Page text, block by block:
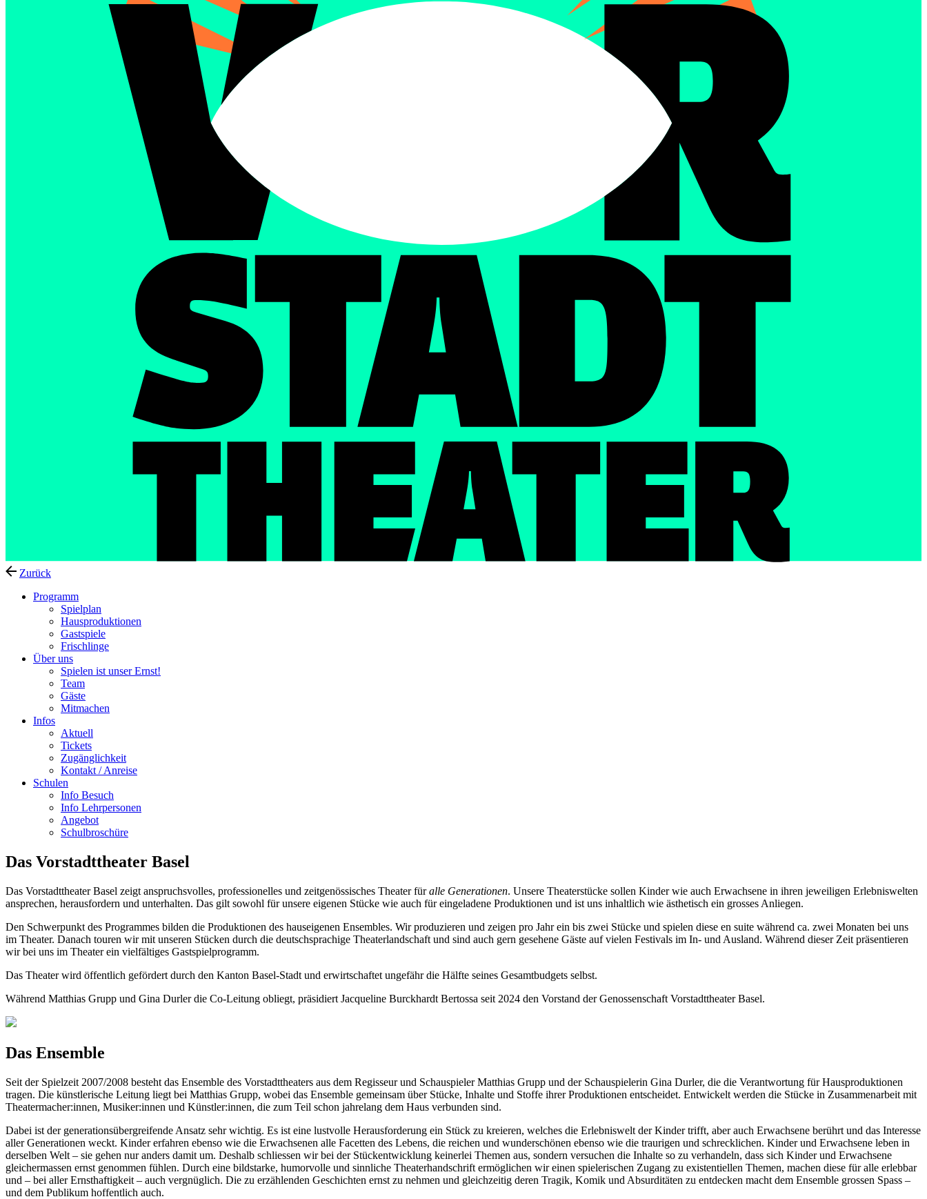
Zurück
Programm
Spielplan
Hausproduktionen
Gastspiele
Frischlinge
Über uns
Spielen ist unser Ernst!
Team
Gäste
Mitmachen
Infos
Aktuell
Tickets
Zugänglichkeit
Kontakt / Anreise
Schulen
Info Besuch
Info Lehrpersonen
Angebot
Schulbroschüre
Das Vorstadttheater Basel
Das Vorstadttheater Basel zeigt anspruchsvolles, professionelles und zeitgenössisches Theater füralle Generationen. Unsere Theaterstücke sollen Kinder wie auch Erwachsene in ihren jeweiligen Erlebniswelten
ansprechen, herausfordern und unterhalten. Das gilt sowohl für unsere eigenen Stücke wie auch für eingeladene Produktionen und ist uns inhaltlich wie ästhetisch ein grosses Anliegen.
Den Schwerpunkt des Programmes bilden die Produktionen des hauseigenen Ensembles. Wir produzieren und zeigen pro Jahr ein bis zwei Stücke und spielen diese en suite während ca. zwei Monaten bei uns
im Theater. Danach touren wir mit unseren Stücken durch die deutschsprachige Theaterlandschaft und sind auch gern gesehene Gäste auf vielen Festivals im In- und Ausland. Während dieser Zeit präsentieren
wir bei uns im Theater ein vielfältiges Gastspielprogramm.
Das Theater wird öffentlich gefördert durch den Kanton Basel-Stadt und erwirtschaftet ungefähr die Hälfte seines Gesamtbudgets selbst.
Während Matthias Grupp und Gina Durler die Co-Leitung obliegt, präsidiert Jacqueline Burckhardt Bertossa seit 2024 den Vorstand der Genossenschaft Vorstadttheater Basel.
Das Ensemble
Seit der Spielzeit 2007/2008 besteht das Ensemble des Vorstadttheaters aus dem Regisseur und Schauspieler Matthias Grupp und der Schauspielerin Gina Durler, die die Verantwortung für Hausproduktionen
tragen. Die künstlerische Leitung liegt bei Matthias Grupp, wobei das Ensemble gemeinsam über Stücke, Inhalte und Stoffe ihrer Produktionen entscheidet. Entwickelt werden die Stücke in Zusammenarbeit mit
Theatermacher:innen, Musiker:innen und Künstler:innen, die zum Teil schon jahrelang dem Haus verbunden sind.
Dabei ist der generationsübergreifende Ansatz sehr wichtig. Es ist eine lustvolle Herausforderung ein Stück zu kreieren, welches die Erlebniswelt der Kinder trifft, aber auch Erwachsene berührt und das Interesse
aller Generationen weckt. Kinder erfahren ebenso wie die Erwachsenen alle Facetten des Lebens, die reichen und wunderschönen ebenso wie die traurigen und schrecklichen. Kinder und Erwachsene leben in
derselben Welt – sie gehen nur anders damit um. Deshalb schliessen wir bei der Stückentwicklung keinerlei Themen aus, sondern versuchen die Inhalte so zu verhandeln, dass sich Kinder und Erwachsene
gleichermassen ernst genommen fühlen. Durch eine bildstarke, humorvolle und sinnliche Theaterhandschrift ermöglichen wir einen spielerischen Zugang zu existentiellen Themen, machen diese für alle erlebbar
und – bei aller Ernsthaftigkeit – auch vergnüglich. Die zu erzählenden Geschichten ernst zu nehmen und gleichzeitig deren Tragik, Komik und Absurditäten zu entdecken macht dem Ensemble grossen Spass –
und dem Publikum hoffentlich auch.